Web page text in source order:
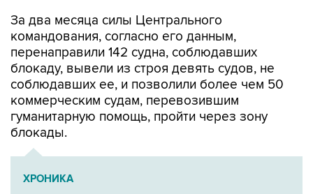
За два месяца силы Центрального
командования, согласно его данным,
перенаправили 142 судна, соблюдавших
блокаду, вывели из строя девять судов, не
соблюдавших ее, и позволили более чем 50
коммерческим судам, перевозившим
гуманитарную помощь, пройти через зону
блокады.
ХРОНИКА